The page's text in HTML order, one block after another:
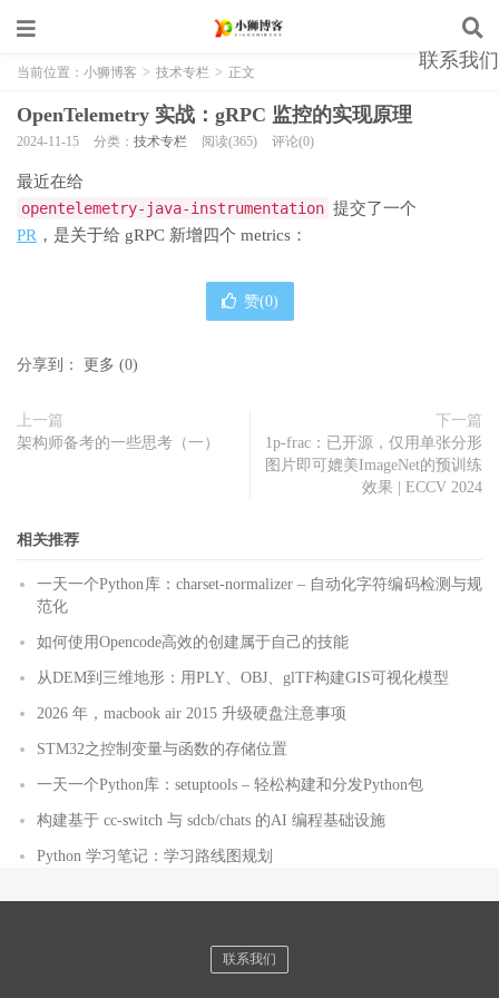
联系我们
当前位置： 小狮博客 > 技术专栏 > 正文
OpenTelemetry 实战：gRPC 监控的实现原理
2024-11-15 分类： 技术专栏 阅读(365) 评论(0)
最近在给
opentelemetry-java-instrumentation 提交了一个
PR ，是关于给 gRPC 新增四个 metrics：
赞(0)
分享到： 更多 (0)
上一篇
架构师备考的一些思考（一）
下一篇
1p-frac：已开源，仅用单张分形
图片即可媲美ImageNet的预训练
效果 | ECCV 2024
相关推荐
一天一个Python库：charset-normalizer – 自动化字符编码检测与规
范化
如何使用Opencode高效的创建属于自己的技能
从DEM到三维地形：用PLY、OBJ、glTF构建GIS可视化模型
2026 年，macbook air 2015 升级硬盘注意事项
STM32之控制变量与函数的存储位置
一天一个Python库：setuptools – 轻松构建和分发Python包
构建基于 cc-switch 与 sdcb/chats 的AI 编程基础设施
Python 学习笔记：学习路线图规划
联系我们